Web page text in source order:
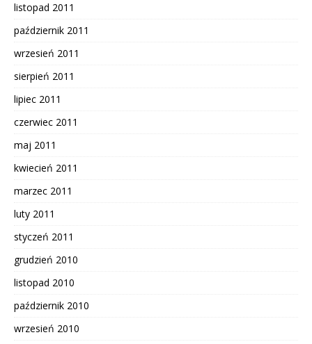
listopad 2011
październik 2011
wrzesień 2011
sierpień 2011
lipiec 2011
czerwiec 2011
maj 2011
kwiecień 2011
marzec 2011
luty 2011
styczeń 2011
grudzień 2010
listopad 2010
październik 2010
wrzesień 2010